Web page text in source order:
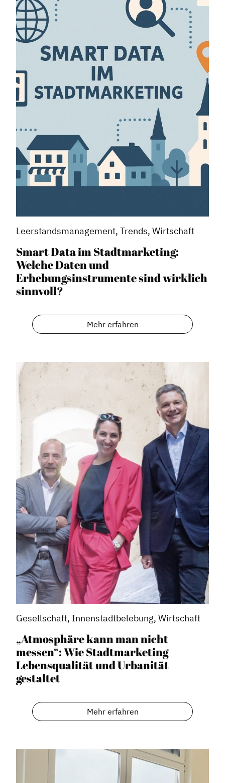
Leerstandsmanagement, Trends, Wirtschaft
Smart Data im Stadtmarketing:
Welche Daten und
Erhebungsinstrumente sind wirklich
sinnvoll?
Mehr erfahren
Gesellschaft, Innenstadtbelebung, Wirtschaft
„Atmosphäre kann man nicht
messen“: Wie Stadtmarketing
Lebensqualität und Urbanität
gestaltet
Mehr erfahren